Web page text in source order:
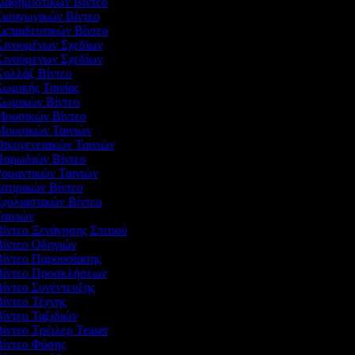
Βίντεο
Βίντεο
Σχεδίων
Σχεδίων
Βίντεο
Ταινίας
Βίντεο
Βίντεο
Ταινιών
Ταινιών
Βίντεο
Ταινιών
Βίντεο
Βίντεο
Ξενάγησης Σπιτιού
Οδηγιών
Παρουσίασης
Προσκλήσεων
Συνέντευξης
Τέχνης
Ταξιδιών
Τρέιλερ Teaser
Φύσης